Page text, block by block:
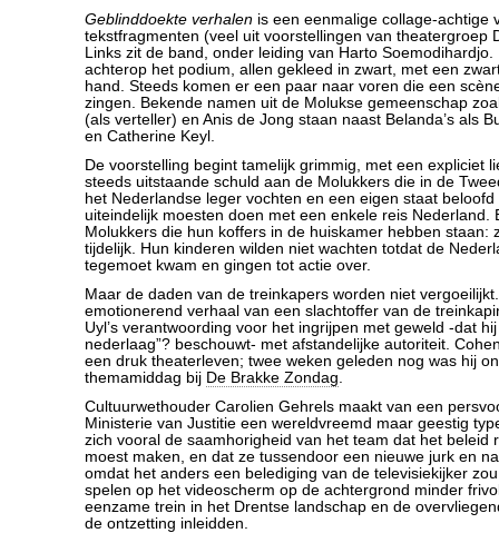
Geblinddoekte verhalen is een eenmalige collage-achtige
tekstfragmenten (veel uit voorstellingen van theatergroep
Links zit de band, onder leiding van Harto Soemodihardjo.
achterop het podium, allen gekleed in zwart, met een
hand. Steeds komen er een paar naar voren die een
zingen. Bekende namen uit de Molukse gemeenschap
(als verteller) en Anis de Jong staan naast Belanda’s als
en Catherine Keyl.
De voorstelling begint tamelijk grimmig, met een expliciet
steeds uitstaande schuld aan de Molukkers die in de
het Nederlandse leger vochten en een eigen staat
uiteindelijk moesten doen met een enkele reis Nederland.
Molukkers die hun koffers in de huiskamer hebben staan:
tijdelijk. Hun kinderen wilden niet wachten totdat de
tegemoet kwam en gingen tot actie over.
Maar de daden van de treinkapers worden niet
emotionerend verhaal van een slachtoffer van de
Uyl’s verantwoording voor het ingrijpen met geweld -dat hij
nederlaag”? beschouwt- met afstandelijke autoriteit.
een druk theaterleven; twee weken geleden nog was hij
themamiddag bij De Brakke Zondag.
Cultuurwethouder Carolien Gehrels maakt van een
Ministerie van Justitie een wereldvreemd maar geestig
zich vooral de saamhorigheid van het team dat het beleid
moest maken, en dat ze tussendoor een nieuwe jurk en
omdat het anders een belediging van de televisiekijker
spelen op het videoscherm op de achtergrond minder
eenzame trein in het Drentse landschap en de
de ontzetting inleidden.